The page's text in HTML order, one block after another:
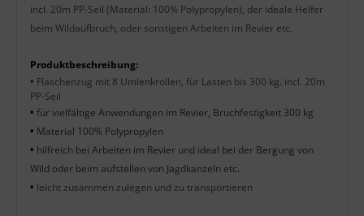
incl. 20m PP-Seil (Material: 100% Polypropylen), der ideale Helfer
beim Wildaufbruch, oder sonstigen Arbeiten im Revier etc.
Produktbeschreibung:
• Flaschenzug mit 8 Umlenkrollen, für Lasten bis 300 kg. incl. 20m
PP-Seil
• für vielfältige Anwendungen im Revier, Bruchfestigkeit 300 kg
• Material 100% Polypropylen
• hilfreich bei Arbeiten im Revier und ideal bei der Bergung von
Wild oder beim aufstellen von Jagdkanzeln etc.
• leicht zusammen zulegen und zu transportieren